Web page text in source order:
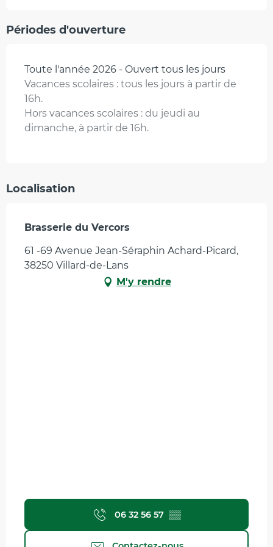
Périodes d'ouverture
Toute l'année 2026 - Ouvert tous les jours
Vacances scolaires : tous les jours à partir de
16h.
Hors vacances scolaires : du jeudi au
dimanche, à partir de 16h.
Localisation
Brasserie du Vercors
61 -69 Avenue Jean-Séraphin Achard-Picard,
38250 Villard-de-Lans
M'y rendre
06 32 56 57 ▒▒